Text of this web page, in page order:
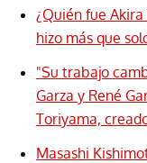
¿Quién fue
hizo más que
"Su trabajo
Garza y René
Toriyama,
Masashi